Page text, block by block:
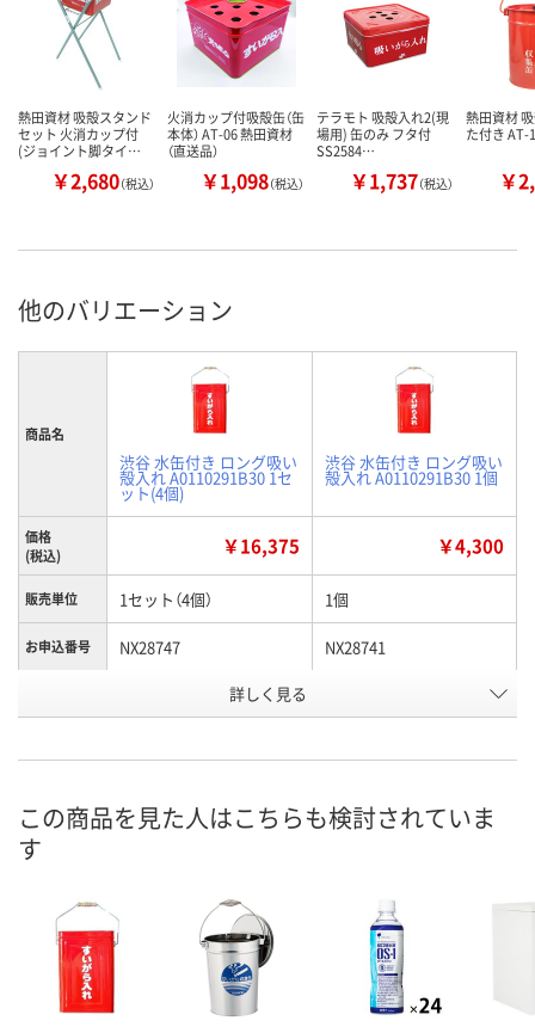
熱田資材 吸殻スタンド
セット 火消カップ付
(ジョイント脚タイ…
￥2,680（税込）
火消カップ付吸殻缶（缶
本体） AT-06 熱田資材
（直送品）
￥1,098（税込）
テラモト 吸殻入れ2(現
場用) 缶のみ フタ付
SS2584…
￥1,737（税込）
熱田資材
た付き AT-
￥
他のバリエーション
商品名
渋谷 水缶付き ロング吸い
殻入れ A0110291B30 1セ
ット(4個)
渋谷 水缶付き ロング吸い
殻入れ A0110291B30 1個
価格
(税込)
￥16,375 ￥4,300
販売単位 1セット（4個） 1個
お申込番号 NX28747 NX28741
数量 数量
詳しく見る
この商品を見た人はこちらも検討されていま
す